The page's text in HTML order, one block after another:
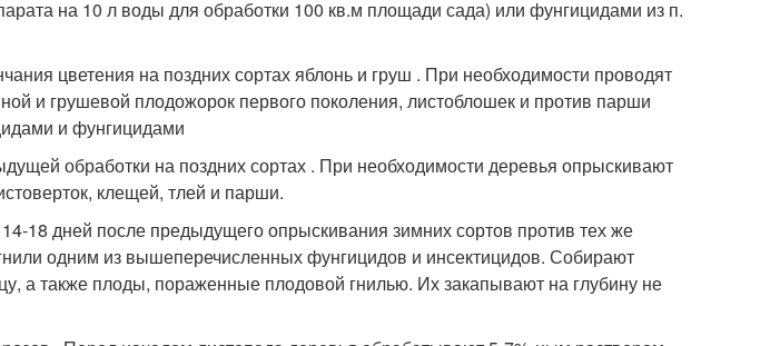
на 10 л воды для обработки 100 кв.м площади сада) или фунгицидами из п.
цветения на поздних сортах яблонь и груш . При необходимости проводят
и грушевой плодожорок первого поколения, листоблошек и против парши
и фунгицидами
обработки на поздних сортах . При необходимости деревья опрыскивают
клещей, тлей и парши.
18 дней после предыдущего опрыскивания зимних сортов против тех же
одним из вышеперечисленных фунгицидов и инсектицидов. Собирают
а также плоды, пораженные плодовой гнилью. Их закапывают на глубину не